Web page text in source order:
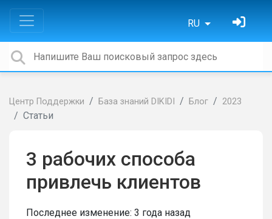
RU
Центр Поддержки База знаний DIKIDI Блог 2023
Статьи
3 рабочих способа
привлечь клиентов
Последнее изменение: 3 года назад